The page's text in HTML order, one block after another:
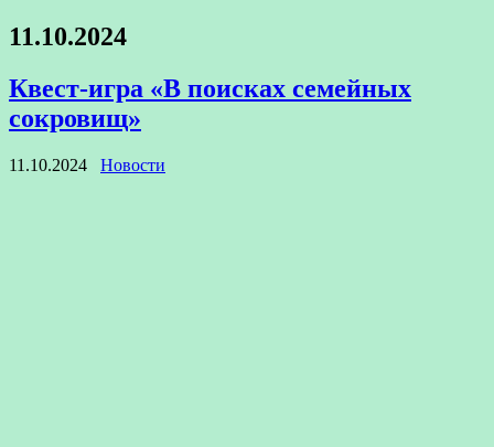
11.10.2024
Квест-игра «В поисках семейных
сокровищ»
11.10.2024 Новости